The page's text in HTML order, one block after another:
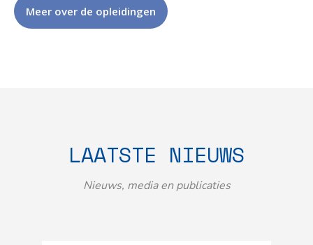
Meer over de opleidingen
LAATSTE NIEUWS
Nieuws, media en publicaties